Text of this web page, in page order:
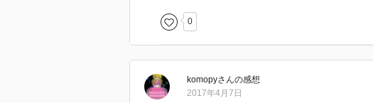
0
komopyさんの感想
2017年4月7日